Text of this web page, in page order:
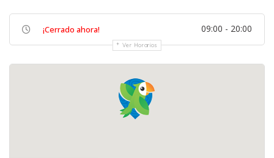
¡Cerrado ahora! 09:00 - 20:00
Ver Horarios